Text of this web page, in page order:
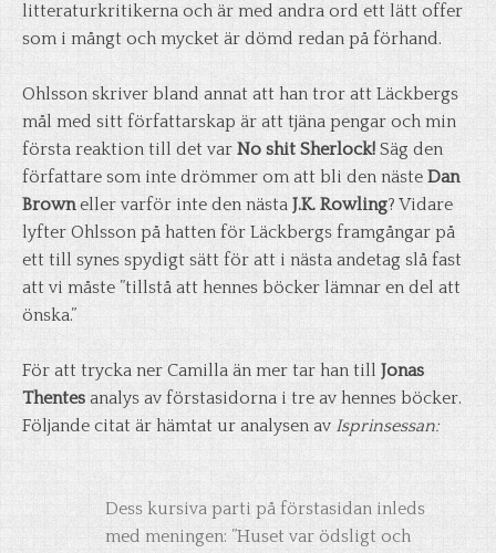
litteraturkritikerna och är med andra ord ett lätt offer
som i mångt och mycket är dömd redan på förhand.
Ohlsson skriver bland annat att han tror att Läckbergs
mål med sitt författarskap är att tjäna pengar och min
första reaktion till det var No shit Sherlock! Säg den
författare som inte drömmer om att bli den näste Dan
Browneller varför inte den nästa J.K. Rowling? Vidare
lyfter Ohlsson på hatten för Läckbergs framgångar på
ett till synes spydigt sätt för att i nästa andetag slå fast
att vi måste ”tillstå att hennes böcker lämnar en del att
önska.”
För att trycka ner Camilla än mer tar han till Jonas
Thentes analys av förstasidorna i tre av hennes böcker.
Följande citat är hämtat ur analysen av Isprinsessan:
Dess kursiva parti på förstasidan inleds
med meningen: ”Huset var ödsligt och